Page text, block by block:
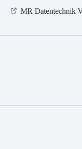
MR Datentechnik